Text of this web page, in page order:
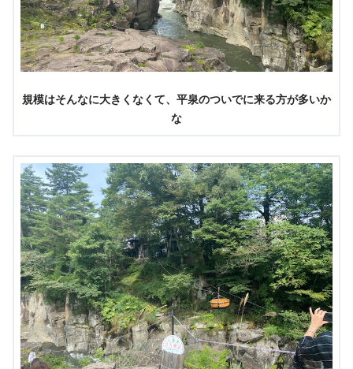
規模はそんなに大きくなくて、平泉のついでに来る方が多いか
な